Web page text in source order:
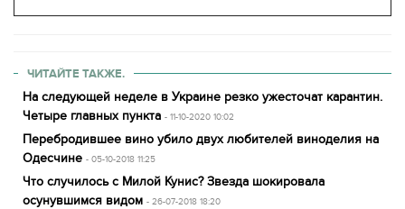
ЧИТАЙТЕ ТАКЖЕ.
На следующей неделе в Украине резко ужесточат карантин.
Четыре главных пункта - 11-10-2020 10:02
Перебродившее вино убило двух любителей виноделия на
Одесчине - 05-10-2018 11:25
Что случилось с Милой Кунис? Звезда шокировала
осунувшимся видом - 26-07-2018 18:20